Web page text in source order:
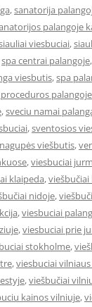
,sanatorija
palangoje
viesbuciai,
spa centrai palangoje,
viesbutis,spa
palangoje
,sveciu namai
,sventosios
viešbutis,
,viesbuciai
klaipeda,
nidoje,
,viesbuciai
,viesbuciai prie
stokholme,
,viesbuciai
,viešbučiai
kainos vilniuje,